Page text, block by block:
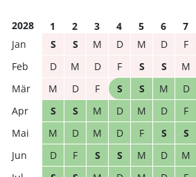
2028 1 2 3 4 5 6 7
S
S M D M D F
D
M D F S S M
M
D F S S M D
S
S M D M D F
M
D M D F S S
D
F S S M D M